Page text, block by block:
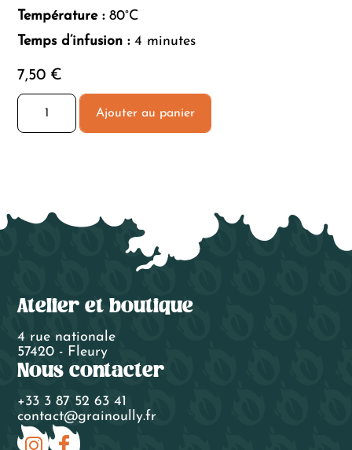
Température :80°C
Temps d’infusion :4 minutes
7,50 €
quantité
J'veux
Ajouter au panier
Atelier et boutique
4 rue nationale
57420 - Fleury
Nous contacter
+33 3 87 52 63 41
contact@grainoully.fr